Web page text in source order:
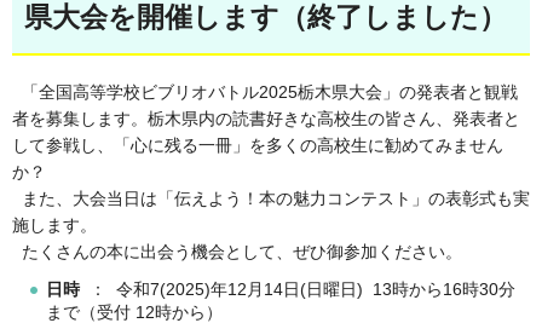
県大会を開催します（終了しました）
「全国高等学校ビブリオバトル2025栃木県大会」の発表者と観戦
者を募集します。栃木県内の読書好きな高校生の皆さん、発表者と
して参戦し、「心に残る一冊」を多くの高校生に勧めてみません
か？
また、大会当日は「伝えよう！本の魅力コンテスト」の表彰式も実
施します。
たくさんの本に出会う機会として、ぜひ御参加ください。
日時： 令和7(2025)年12月14日(日曜日) 13時から16時30分
まで（受付 12時から）